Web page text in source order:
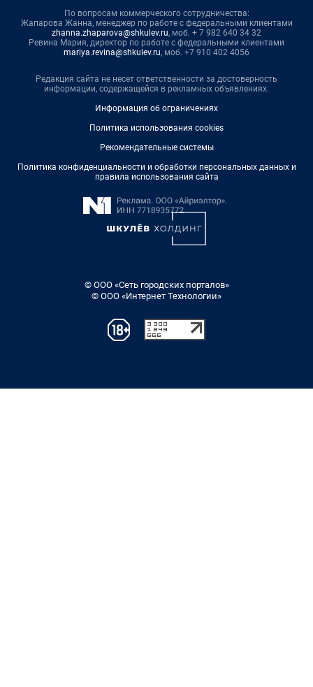
По вопросам коммерческого сотрудничества:
Жапарова Жанна, менеджер по работе с федеральными клиентами
zhanna.zhaparova@shkulev.ru, моб. + 7 982 640 34 32
Ревина Мария, директор по работе с федеральными клиентами
mariya.revina@shkulev.ru, моб. +7 910 402 4056
Редакция сайта не несет ответственности за достоверность
информации, содержащейся в рекламных объявлениях.
Информация об ограничениях
Политика использования cookies
Рекомендательные системы
Политика конфиденциальности и обработки персональных данных и
правила использования сайта
© ООО «Сеть городских порталов»
© ООО «Интернет Технологии»